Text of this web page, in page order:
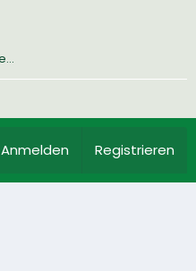
Anmelden Registrieren